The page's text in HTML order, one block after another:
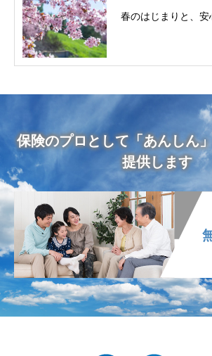
春のはじまりと、安
保険のプロとして「あんしん
提供します